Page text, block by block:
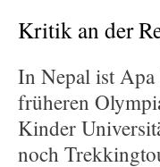
Kritik an der
In Nepal ist Apa
früheren
Kinder
noch